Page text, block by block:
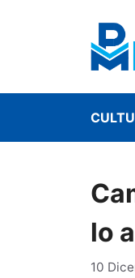
lo
10